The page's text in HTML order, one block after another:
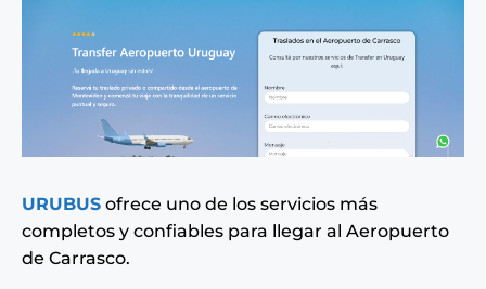
URUBUS ofrece uno de los servicios más
completos y confiables para llegar al Aeropuerto
de Carrasco.